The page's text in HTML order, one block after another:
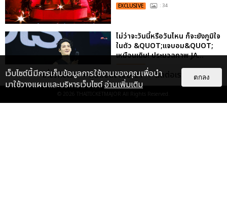
EXCLUSIVE : 34
ไม่ว่าจะวันนี้หรือวันไหน ก็จะยังภูมิใจ
ในตัว &QUOT;แจบอม&QUOT;
เหมือนเดิม! ประมวลภาพ JA...
เกี่ยวกับเรา ติดต่อลงโฆษณา ติดต่อเรา
© 2026 THAITICKETMAJOR All Rights Reserved.
เว็บไซต์นี้มีการเก็บข้อมูลการใช้งานของคุณเพื่อนำ
มาใช้วางแผนและบริหารเว็บไซต์อ่านเพิ่มเติม
ตกลง